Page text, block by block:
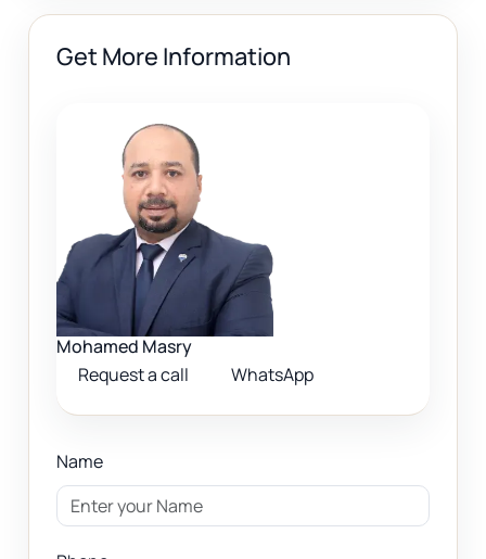
Get More Information
Mohamed Masry
Request a call
WhatsApp
Name